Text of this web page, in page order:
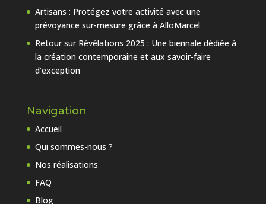
Artisans : Protégez votre activité avec une
prévoyance sur-mesure grâce à AlloMarcel
Retour sur Révélations 2025 : Une biennale dédiée à
la création contemporaine et aux savoir-faire
d’exception
Navigation
Accueil
Qui sommes-nous ?
Nos réalisations
FAQ
Blog